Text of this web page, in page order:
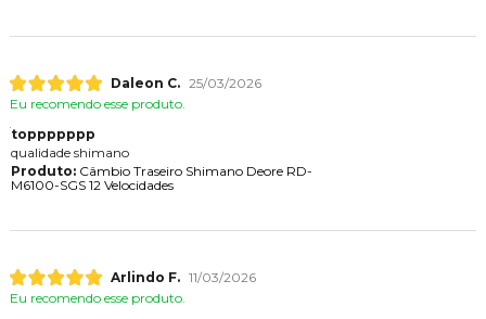
Daleon C. 25/03/2026
Eu recomendo esse produto.
toppppppp
qualidade shimano
Produto:Câmbio Traseiro Shimano Deore RD-
M6100-SGS 12 Velocidades
Arlindo F. 11/03/2026
Eu recomendo esse produto.